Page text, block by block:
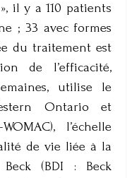
il y a 110 patients
; 33 avec formes
du traitement est
de l’efficacité,
utilise le
Ontario et
l’échelle
de vie liée à la
Beck (BDI : Beck